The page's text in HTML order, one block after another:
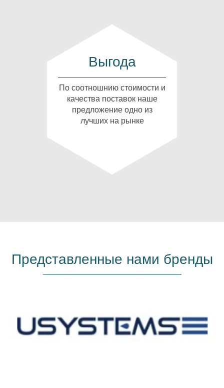
Выгода
По соотношнию стоимости и
качества поставок наше
предложение одно из
лучших на рынке
Представленные нами бренды